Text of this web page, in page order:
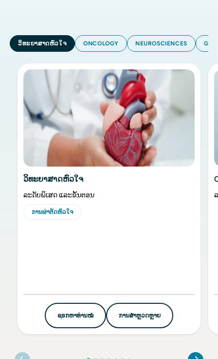
ວິທະຍາສາດຫົວໃຈ ONCOLOGY NEUROSCIENCES
ວິທະຍາສາດຫົວໃຈ
ລະດັບພິເສດ ແລະຂັ້ນຕອນ
ການຜ່າຕັດຫົວໃຈ
ຊອກຫາທ່ານໝໍ ການສໍາຫຼວດຫຼາຍ